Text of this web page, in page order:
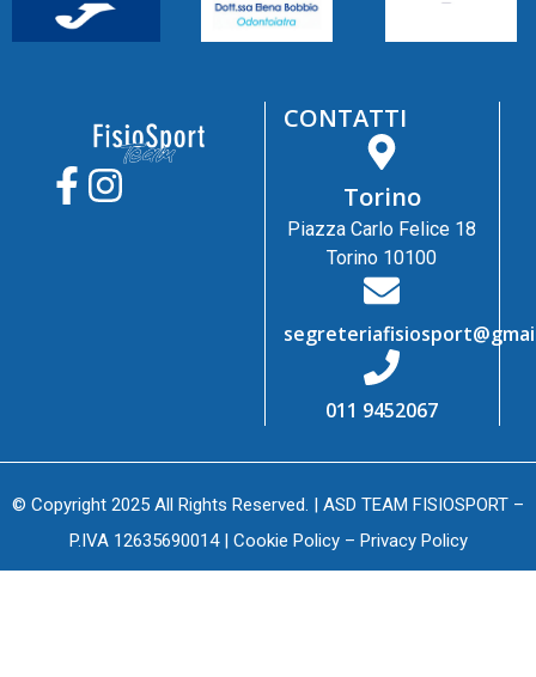
CONTATTI
Torino
Piazza Carlo Felice 18
Torino 10100
011 9452067
© Copyright 2025 All Rights Reserved. | ASD TEAM FISIOSPORT –
P.IVA 12635690014 | Cookie Policy– Privacy Policy